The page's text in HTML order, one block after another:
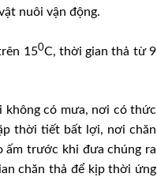
nuôi vận động.
150C, thời gian thả từ 9
có mưa, nơi có thức
thời tiết bất lợi, nơi chăn
ấm trước khi đưa chúng ra
chăn thả để kịp thời ứng